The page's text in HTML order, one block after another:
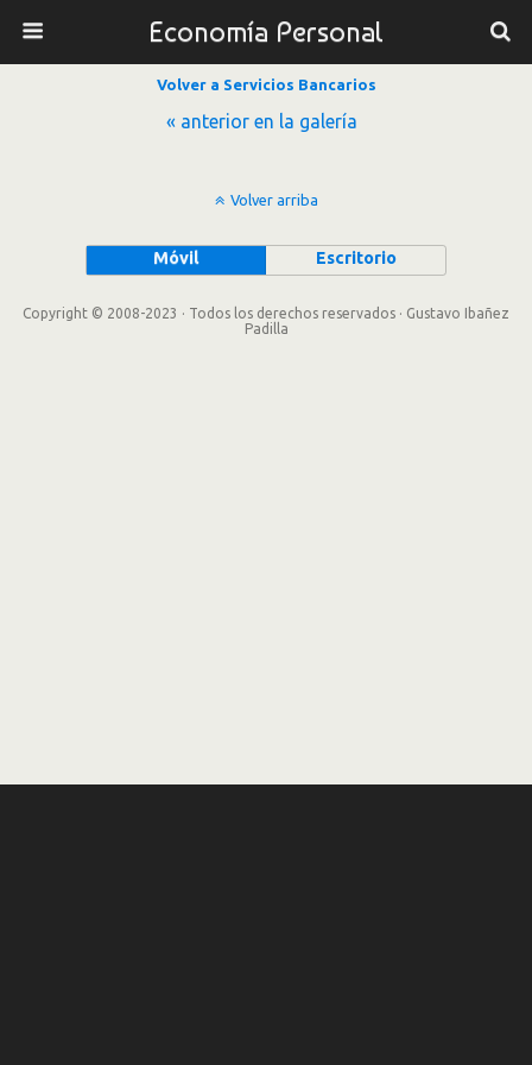
Economía Personal
Volver a Servicios Bancarios
« anterior en la galería
Volver arriba
Móvil Escritorio
Copyright © 2008-2023 · Todos los derechos reservados · Gustavo Ibañez
Padilla